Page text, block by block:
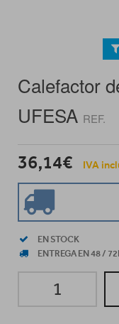
Calefactor
UFESA REF.
36,14€ IVA
EN STOCK
ENTREGA EN 48 /